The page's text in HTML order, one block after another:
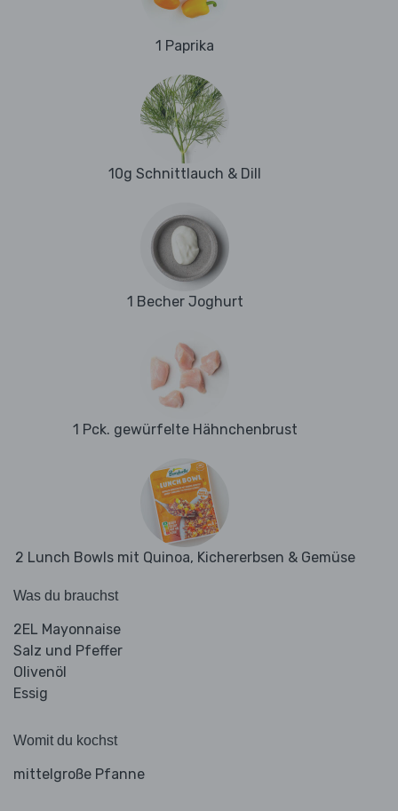
1 Paprika
10g Schnittlauch & Dill
1 Becher Joghurt
1 Pck. gewürfelte Hähnchenbrust
2 Lunch Bowls mit Quinoa, Kichererbsen & Gemüse
Was du brauchst
2EL Mayonnaise
Salz und Pfeffer
Olivenöl
Essig
Womit du kochst
mittelgroße Pfanne